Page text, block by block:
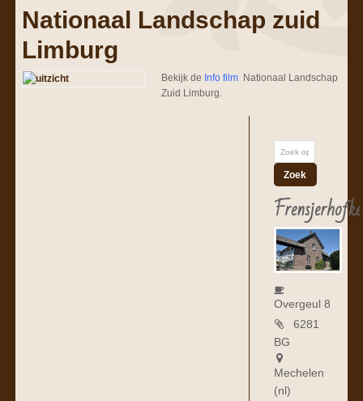
Nationaal Landschap zuid
Limburg
Bekijk de Info filmNationaal Landschap
Zuid Limburg.
Frensjerhofke
Overgeul 8
6281
BG
Mechelen
(nl)